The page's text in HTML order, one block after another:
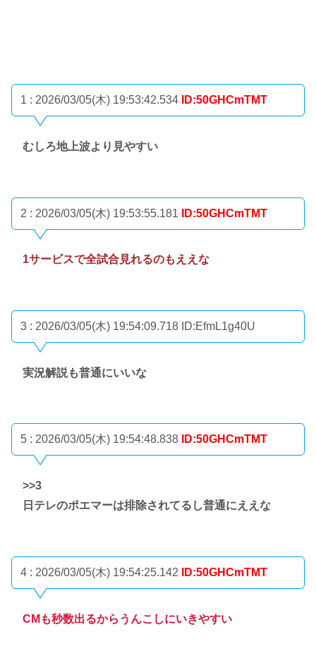
1 : 2026/03/05(木) 19:53:42.534 ID:50GHCmTMT
むしろ地上波より見やすい
2 : 2026/03/05(木) 19:53:55.181 ID:50GHCmTMT
1サービスで全試合見れるのもええな
3 : 2026/03/05(木) 19:54:09.718 ID:EfmL1g40U
実況解説も普通にいいな
5 : 2026/03/05(木) 19:54:48.838 ID:50GHCmTMT
>>3
日テレのポエマーは排除されてるし普通にええな
4 : 2026/03/05(木) 19:54:25.142 ID:50GHCmTMT
CMも秒数出るからうんこしにいきやすい